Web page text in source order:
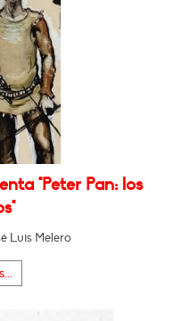
"Peter Pan: los
Luis Melero